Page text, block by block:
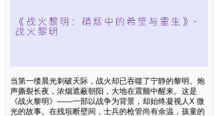
当第一缕晨光刺破天际，战火却已吞噬了宁静的黎明。炮
声撕裂长夜，浓烟遮蔽朝阳，大地在震颤中醒来。这是
《战火黎明》——一部以战争为背景，却始终凝视人X 微
光的故事。在残垣断壁间，士兵的枪管尚有余温，孩童的